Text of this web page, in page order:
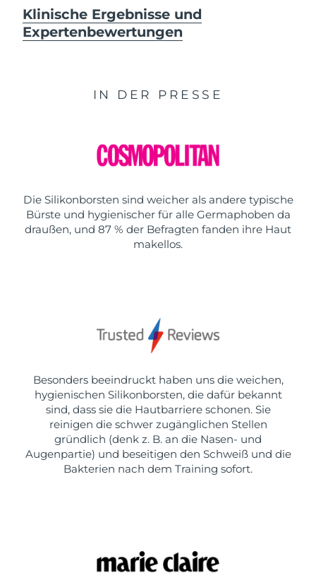
Klinische Ergebnisse und
Expertenbewertungen
IN DER PRESSE
Die Silikonborsten sind weicher als andere typische
Bürste und hygienischer für alle Germaphoben da
draußen, und 87 % der Befragten fanden ihre Haut
makellos.
Besonders beeindruckt haben uns die weichen,
hygienischen Silikonborsten, die dafür bekannt
sind, dass sie die Hautbarriere schonen. Sie
reinigen die schwer zugänglichen Stellen
gründlich (denk z. B. an die Nasen- und
Augenpartie) und beseitigen den Schweiß und die
Bakterien nach dem Training sofort.